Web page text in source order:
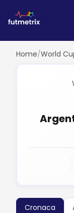
Home/World
Cronaca